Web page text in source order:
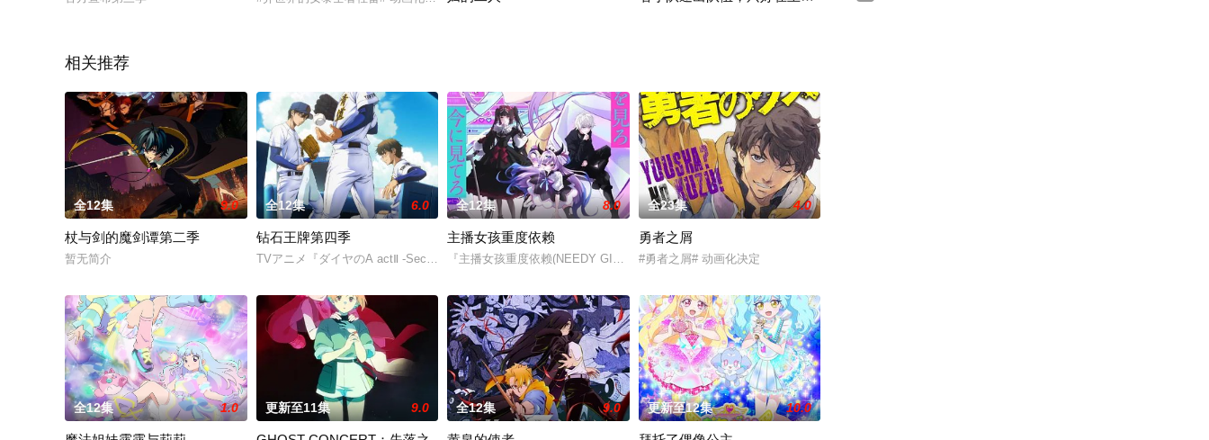
相关推荐
全12集 9.0
杖与剑的魔剑谭第二季
暂无简介
全12集 6.0
钻石王牌第四季
TVアニメ『ダイヤのA actⅡ -Second Season-』が、2026年4月から
全12集 8.0
主播女孩重度依赖
『主播女孩重度依赖(NEEDY GIRL OVERDOSE)』是一款描绘网络天使（直播主
全23集 4.0
勇者之屑
#勇者之屑# 动画化决定
全12集 1.0 更新至11集 9.0 全12集 9.0 更新至12集 10.0